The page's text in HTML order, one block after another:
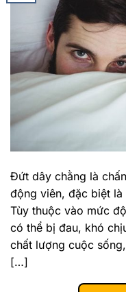
Đứt dây chằng là
động viên, đặc biệt
Tùy thuộc vào mức
có thể bị đau, khó
chất lượng cuộc
[…]